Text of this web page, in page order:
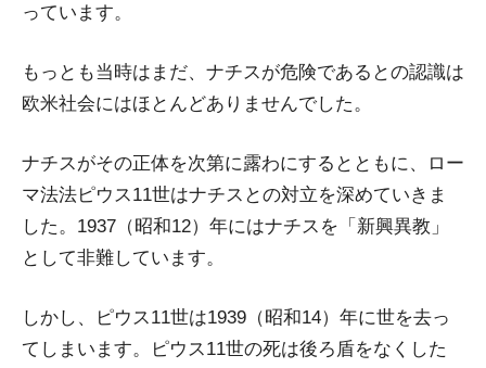
っています。
もっとも当時はまだ、ナチスが危険であるとの認識は
欧米社会にはほとんどありませんでした。
ナチスがその正体を次第に露わにするとともに、ロー
マ法法ピウス11世はナチスとの対立を深めていきま
した。1937（昭和12）年にはナチスを「新興異教」
として非難しています。
しかし、ピウス11世は1939（昭和14）年に世を去っ
てしまいます。ピウス11世の死は後ろ盾をなくした